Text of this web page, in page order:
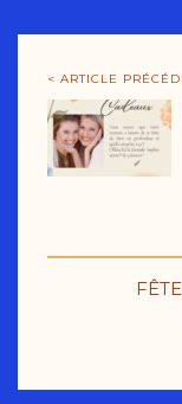
< ARTICLE